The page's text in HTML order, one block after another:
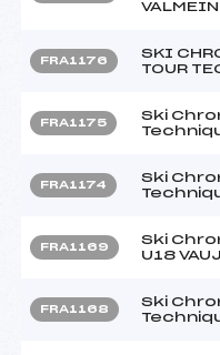
FRA1176
SKI
TOUR
FRA1175
Ski
FRA1174
Ski
FRA1169
Ski
U18
FRA1168
Ski